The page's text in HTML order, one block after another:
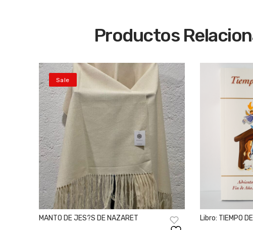
Productos
Sale
MANTO DE JES?S DE NAZARET Libro: TIEMPO